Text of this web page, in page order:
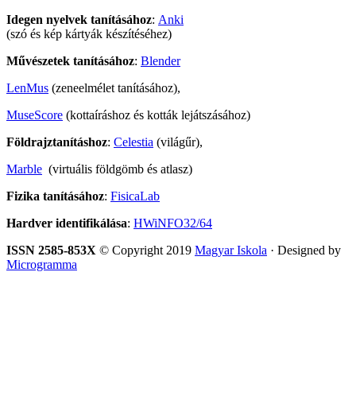
Idegen nyelvek tanításához: Anki
(szó és kép kártyák készítéséhez)
Művészetek tanításához: Blender
LenMus (zeneelmélet tanításához),
MuseScore (kottaíráshoz és kották lejátszásához)
Földrajztanításhoz: Celestia (világűr),
Marble (virtuális földgömb és atlasz)
Fizika tanításához: FisicaLab
Hardver identifikálása: HWiNFO32/64
ISSN 2585-853X © Copyright 2019 Magyar Iskola · Designed by
Microgramma